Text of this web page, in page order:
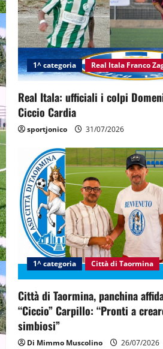
1^ categoria Real Itala Franco
Real Itala: ufficiali i colpi
Ciccio Cardia
sportjonico 31/07/2026
1^ categoria Città di Taormina
Città di Taormina, panchina
“Ciccio” Carpillo: “Pronti a
simbiosi”
Di Mimmo Muscolino 26/07/2026